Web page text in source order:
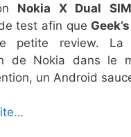
Nokia X Dual SIM
test afin que
petite review.
de Nokia dans le
un Android